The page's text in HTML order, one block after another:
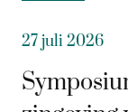
27 juli 2026